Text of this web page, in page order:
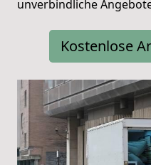
unverbindliche
Kostenlose